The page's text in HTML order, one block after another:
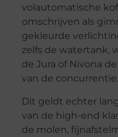
volautomatische
omschrijven als
gekleurde
zelfs de watertank,
de Jura of Nivona
van de concurrentie.
Dit geldt echter
van de high-end
de molen,